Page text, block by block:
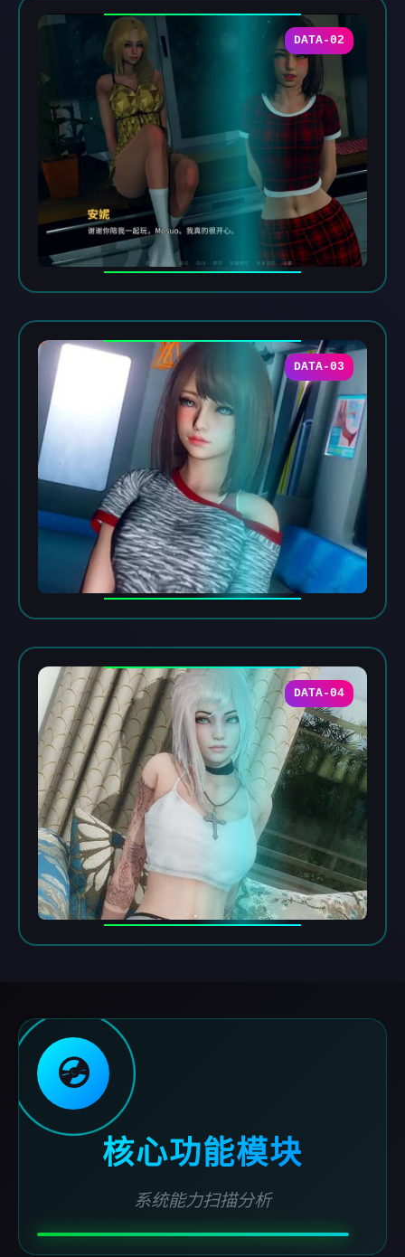
DATA-02
DATA-03
DATA-04
💿
核心功能模块
系统能力扫描分析